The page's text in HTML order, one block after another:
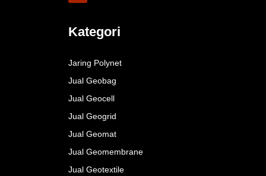
Kategori
Jaring Polynet
Jual Geobag
Jual Geocell
Jual Geogrid
Jual Geomat
Jual Geomembrane
Jual Geotextile